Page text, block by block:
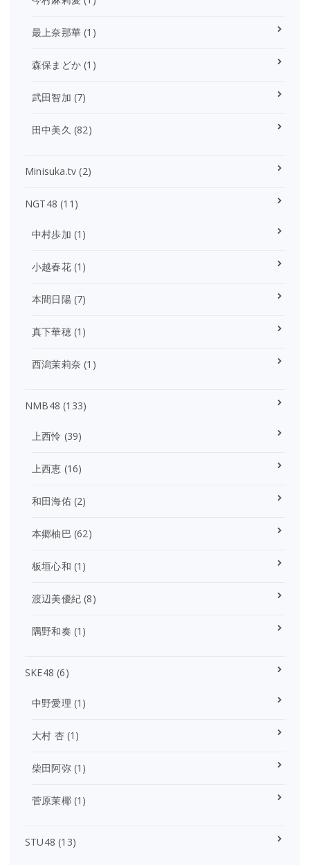
最上奈那華 (1)
森保まどか (1)
武田智加 (7)
田中美久 (82)
Minisuka.tv (2)
NGT48 (11)
中村歩加 (1)
小越春花(1)
本間日陽(7)
真下華穂(1)
西潟茉莉奈 (1)
NMB48 (133)
上西怜 (39)
上西恵 (16)
和田海佑(2)
本郷柚巴 (62)
板垣心和 (1)
渡辺美優紀 (8)
隅野和奏 (1)
SKE48 (6)
中野愛理 (1)
大村 杏(1)
柴田阿弥(1)
菅原茉椰(1)
STU48 (13)